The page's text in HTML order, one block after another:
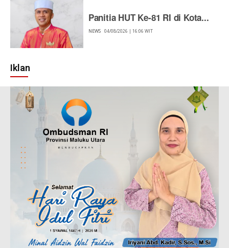
Panitia HUT Ke-81 RI di Kota...
NEWS 04/08/2026 | 16:06 WIT
Iklan